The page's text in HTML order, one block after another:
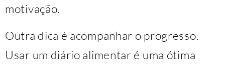
motivação.
Outra dica é acompanhar o progresso.
Usar um diário alimentar é uma ótima